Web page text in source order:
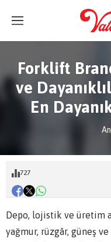
Forklift
ve
En
727
Depo, lojistik ve üretim
yağmur, rüzgâr, güneş